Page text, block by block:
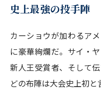
史上最強の投手陣
カーショウが加わるア
に豪華絢爛だ。サイ・
新人王受賞者、そして
どの布陣は大会史上初と